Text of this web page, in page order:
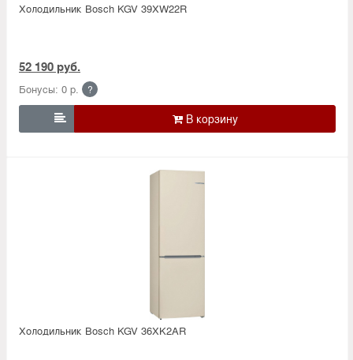
Холодильник Bosсh KGV 39XW22R
52 190 руб.
Бонусы: 0 р. ?

Холодильник Bosсh KGV 36XK2AR